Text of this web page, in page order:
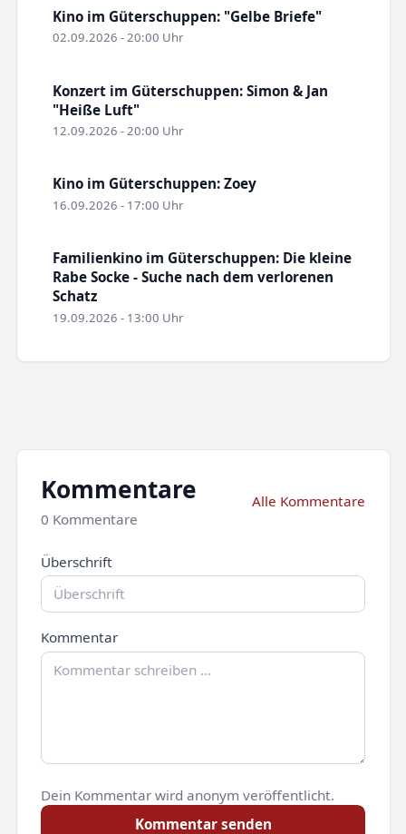
Kino im Güterschuppen: "Gelbe Briefe"
02.09.2026 - 20:00 Uhr
Konzert im Güterschuppen: Simon & Jan
"Heiße Luft"
12.09.2026 - 20:00 Uhr
Kino im Güterschuppen: Zoey
16.09.2026 - 17:00 Uhr
Familienkino im Güterschuppen: Die kleine
Rabe Socke - Suche nach dem verlorenen
Schatz
19.09.2026 - 13:00 Uhr
Kommentare
0 Kommentare
Alle Kommentare
Überschrift
Kommentar
Dein Kommentar wird anonym veröffentlicht.
Kommentar senden